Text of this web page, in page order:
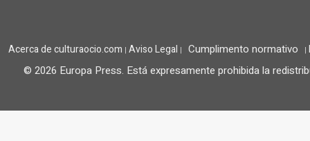
Acerca de culturaocio.com | Aviso Legal | Cumplimento normativo |
© 2026 Europa Press. Está expresamente prohibida la